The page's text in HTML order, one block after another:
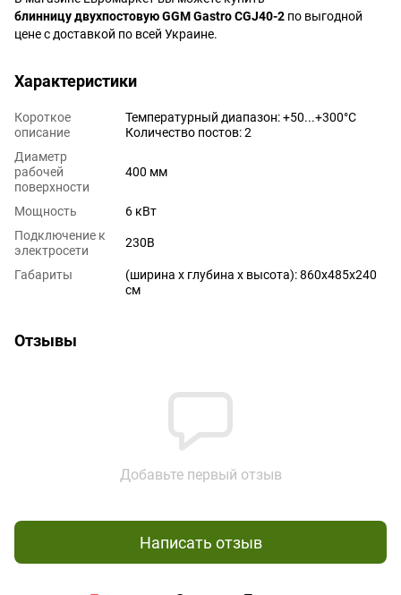
блинницу двухпостовую GGM Gastro CGJ40-2 по выгодной
цене с доставкой по всей Украине.
Характеристики
Короткое
описание
Температурный диапазон: +50...+300°C
Количество постов: 2
Диаметр
рабочей
поверхности
400 мм
Мощность
6 кВт
Подключение к
электросети
230В
Габариты
(ширина х глубина х высота): 860x485x240
см
Отзывы
Добавьте первый отзыв
Написать отзыв